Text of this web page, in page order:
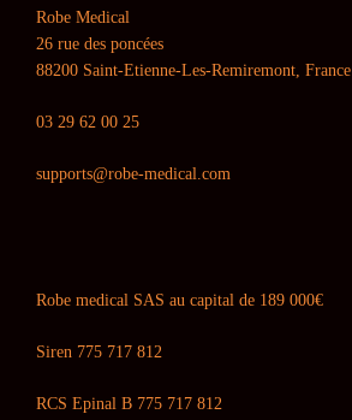
Robe Medical
26 rue des poncées
88200 Saint-Etienne-Les-Remiremont, France
03 29 62 00 25
supports@robe-medical.com
Robe medical SAS au capital de 189 000€
Siren 775 717 812
RCS Epinal B 775 717 812